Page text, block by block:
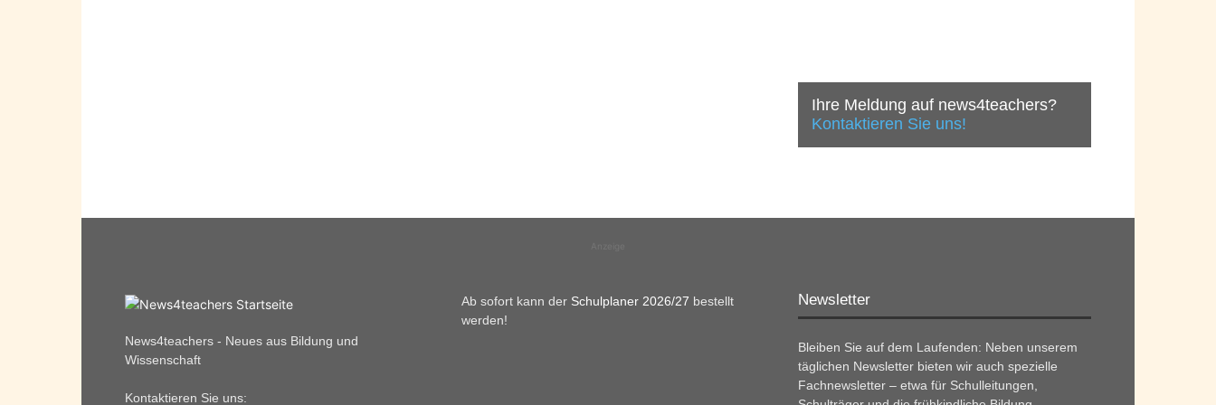
Ihre Meldung auf news4teachers?
Kontaktieren Sie uns!
News4teachers - Neues aus Bildung und
Wissenschaft
Kontaktieren Sie uns:
Ab sofort kann der Schulplaner 2026/27 bestellt
werden!
Newsletter
Bleiben Sie auf dem Laufenden: Neben unserem
täglichen Newsletter bieten wir auch spezielle
Fachnewsletter – etwa für Schulleitungen,